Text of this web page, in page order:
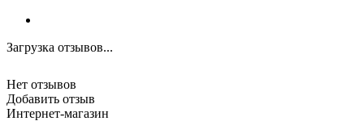
Загрузка отзывов...
Нет отзывов
Добавить отзыв
Интернет-магазин